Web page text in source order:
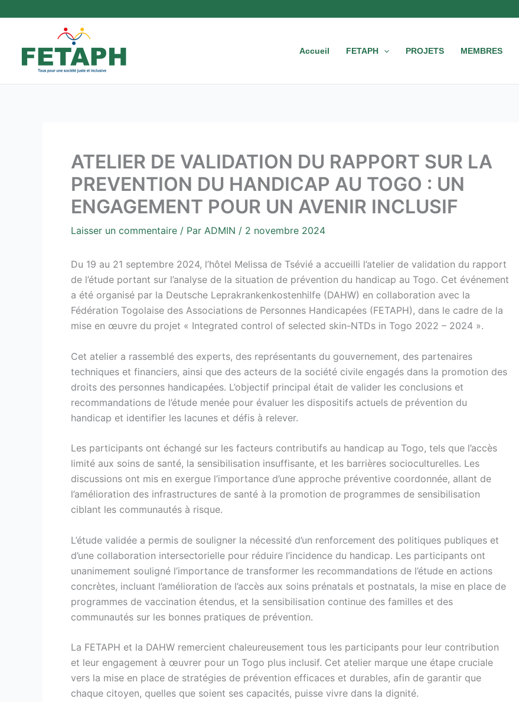
Accueil FETAPH PROJETS MEMBRES
ATELIER DE VALIDATION DU RAPPORT SUR LA
PREVENTION DU HANDICAP AU TOGO : UN
ENGAGEMENT POUR UN AVENIR INCLUSIF
Laisser un commentaire / Par ADMIN / 2 novembre 2024
Du 19 au 21 septembre 2024, l’hôtel Melissa de Tsévié a accueilli l’atelier de validation du rapport
de l’étude portant sur l’analyse de la situation de prévention du handicap au Togo. Cet événement
a été organisé par la Deutsche Leprakrankenkostenhilfe (DAHW) en collaboration avec la
Fédération Togolaise des Associations de Personnes Handicapées (FETAPH), dans le cadre de la
mise en œuvre du projet « Integrated control of selected skin-NTDs in Togo 2022 – 2024 ».
Cet atelier a rassemblé des experts, des représentants du gouvernement, des partenaires
techniques et financiers, ainsi que des acteurs de la société civile engagés dans la promotion des
droits des personnes handicapées. L’objectif principal était de valider les conclusions et
recommandations de l’étude menée pour évaluer les dispositifs actuels de prévention du
handicap et identifier les lacunes et défis à relever.
Les participants ont échangé sur les facteurs contributifs au handicap au Togo, tels que l’accès
limité aux soins de santé, la sensibilisation insuffisante, et les barrières socioculturelles. Les
discussions ont mis en exergue l’importance d’une approche préventive coordonnée, allant de
l’amélioration des infrastructures de santé à la promotion de programmes de sensibilisation
ciblant les communautés à risque.
L’étude validée a permis de souligner la nécessité d’un renforcement des politiques publiques et
d’une collaboration intersectorielle pour réduire l’incidence du handicap. Les participants ont
unanimement souligné l’importance de transformer les recommandations de l’étude en actions
concrètes, incluant l’amélioration de l’accès aux soins prénatals et postnatals, la mise en place de
programmes de vaccination étendus, et la sensibilisation continue des familles et des
communautés sur les bonnes pratiques de prévention.
La FETAPH et la DAHW remercient chaleureusement tous les participants pour leur contribution
et leur engagement à œuvrer pour un Togo plus inclusif. Cet atelier marque une étape cruciale
vers la mise en place de stratégies de prévention efficaces et durables, afin de garantir que
chaque citoyen, quelles que soient ses capacités, puisse vivre dans la dignité.